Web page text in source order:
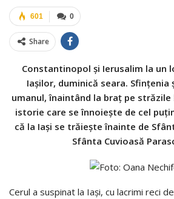
0
601
Share
Constantinopol și Ierusalim la un
Iașilor, duminică seara. Sfințenia
umanul, înaintând la braț pe
istorie care se înnoiește de cel
că la Iași se trăiește înainte de
Sfânta Cuvioasă
Cerul a suspinat la Iași, cu lacrimi reci